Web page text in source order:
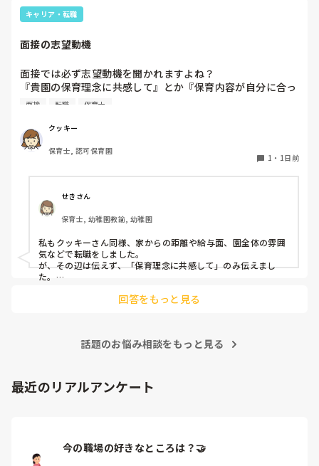
ただじっと座っていても、5分も座ればお尻に痛みがきま
す。
この高さの作業だと意外に、
なること多いことに気づきました。
その度にあちらこちらに痛みが来て
立ち上がる時には、膝や太ももが固まり痛みが……
腰痛、膝痛お持ちの方は、どの程度の痛みで働かれているの
でしょうか。
出産等で、幾度か開腹手術をしましたが、翌日には歩けまし
たし…
今回は、今少し治まっている痛みがぶり返したどうしようと
いう思いもあり、ちょっと無理かも…と思い始めています。
まだ急性期ということと、昔、夫が腰を痛めてすぐに整骨院
に行ってより酷くなって帰ってきたことがあり、怖くて行け
もしばしば…
パンツで寝れる子が増えてきて、寝かしつけの時にトイレに
うとするとその子も行きたがります。
ので、その子には待っててねといい外に出ていました。今日
はそれで2回漏らしています。
2回目は私は見ていないのですが、かなり微量だったそう
しているように見えると言われました。
日頃からそのことの関わりはしっかり持てるように意識はし
ていますが…
キャリア・転職
面接の志望動機
面接では必ず志望動機を聞かれますよね？
『貴園の保育理念に共感して』とか『保育内容が自分に合っ
てると思いました』等々が多いかと思いますが、実際はどう
私自身、園の雰囲気とか園の規模、保育内容は勘案しますが
正直なところ、家から通いやすいか、給与はどうか…という
ところに重きを置いています
皆さんは、志望動機をどのように答えていますか？また、本
音はどうですか？
面接 転職 保育士
クッキー
保育士, 認可保育園
1 ・ 1日前
せきさん
保育士, 幼稚園教諭, 幼稚園
私もクッキーさん同様、家からの距離や給与面、園全体の雰囲
気などで転職をしました。
が、その辺は伝えず、「保育理念に共感して」のみ伝えまし
た。
回答をもっと見る
話題のお悩み相談をもっと見る
最近のリアルアンケート